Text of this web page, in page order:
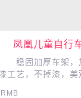
凤凰儿童自行
稳固加厚车架，
工艺，不掉漆，美